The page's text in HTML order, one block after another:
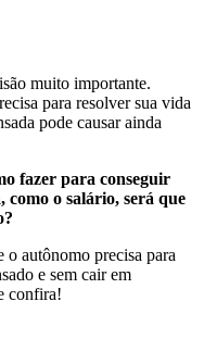
muito importante.
para resolver sua vida
pode causar ainda
fazer para conseguir
como o salário, será que
o autônomo precisa para
e sem cair em
confira!